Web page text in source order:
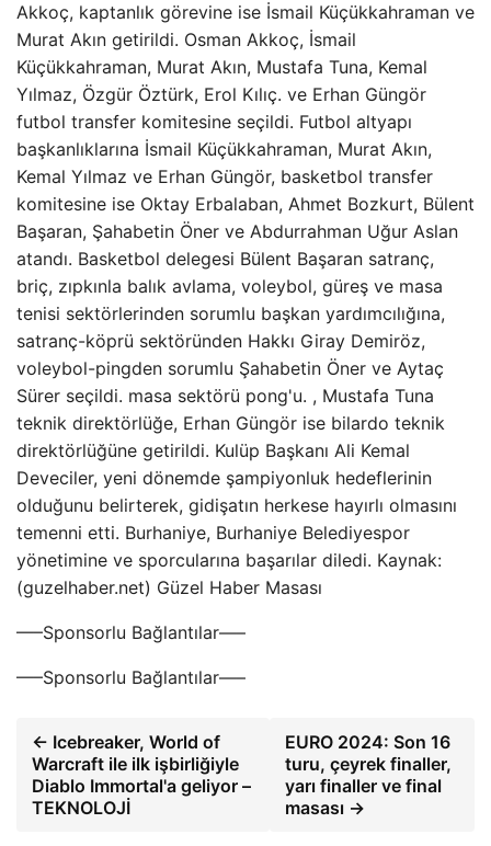
Akkoç, kaptanlık görevine ise İsmail Küçükkahraman ve
Murat Akın getirildi. Osman Akkoç, İsmail
Küçükkahraman, Murat Akın, Mustafa Tuna, Kemal
Yılmaz, Özgür Öztürk, Erol Kılıç. ve Erhan Güngör
futbol transfer komitesine seçildi. Futbol altyapı
başkanlıklarına İsmail Küçükkahraman, Murat Akın,
Kemal Yılmaz ve Erhan Güngör, basketbol transfer
komitesine ise Oktay Erbalaban, Ahmet Bozkurt, Bülent
Başaran, Şahabetin Öner ve Abdurrahman Uğur Aslan
atandı. Basketbol delegesi Bülent Başaran satranç,
briç, zıpkınla balık avlama, voleybol, güreş ve masa
tenisi sektörlerinden sorumlu başkan yardımcılığına,
satranç-köprü sektöründen Hakkı Giray Demiröz,
voleybol-pingden sorumlu Şahabetin Öner ve Aytaç
Sürer seçildi. masa sektörü pong'u. , Mustafa Tuna
teknik direktörlüğe, Erhan Güngör ise bilardo teknik
direktörlüğüne getirildi. Kulüp Başkanı Ali Kemal
Deveciler, yeni dönemde şampiyonluk hedeflerinin
olduğunu belirterek, gidişatın herkese hayırlı olmasını
temenni etti. Burhaniye, Burhaniye Belediyespor
yönetimine ve sporcularına başarılar diledi. Kaynak:
(guzelhaber.net) Güzel Haber Masası
—–Sponsorlu Bağlantılar—–
—–Sponsorlu Bağlantılar—–
← Icebreaker, World of
Warcraft ile ilk işbirliğiyle
Diablo Immortal'a geliyor –
TEKNOLOJİ
EURO 2024: Son 16
turu, çeyrek finaller,
yarı finaller ve final
masası →